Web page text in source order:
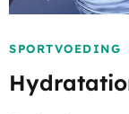
SPORTVOEDING